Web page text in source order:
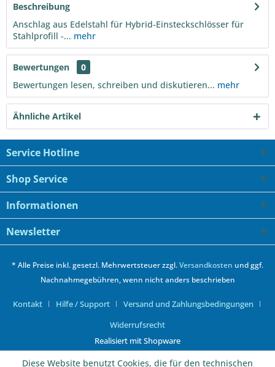
Beschreibung
Anschlag aus Edelstahl für Hybrid-Einsteckschlösser für
Stahlprofill -... mehr
Bewertungen
0
Bewertungen lesen, schreiben und diskutieren... mehr
Ähnliche Artikel
Service Hotline
Shop Service
Informationen
Newsletter
* Alle Preise inkl. gesetzl. Mehrwertsteuer zzgl.Versandkosten und ggf.
Nachnahmegebühren, wenn nicht anders beschrieben
Kontakt Hilfe / Support
Versand und Zahlungsbedingungen
Widerrufsrecht
Realisiert mit Shopware
Diese Website benutzt Cookies, die für den technischen